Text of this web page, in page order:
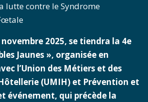
lutte contre le Syndrome
novembre 2025, se tiendra la 4e
Jaunes », organisée en
l’Union des Métiers et des
(UMIH) et Prévention et
événement, qui précède la